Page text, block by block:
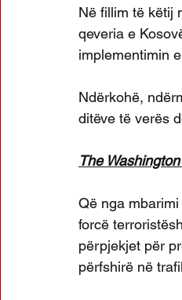
Në fillim të këtij
qeveria e
implementimin
Ndërkohë,
ditëve të verës
The
Që nga
forcë
përpjekjet për
përfshirë në